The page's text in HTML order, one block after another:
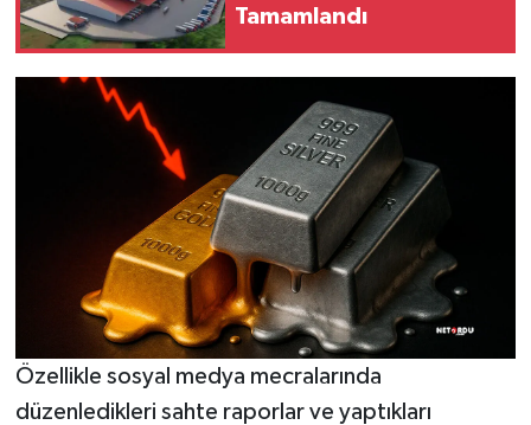
Tamamlandı
Özellikle sosyal medya mecralarında
düzenledikleri sahte raporlar ve yaptıkları